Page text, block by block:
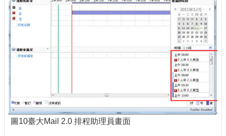
圖10臺大Mail 2.0 排程助理員畫面